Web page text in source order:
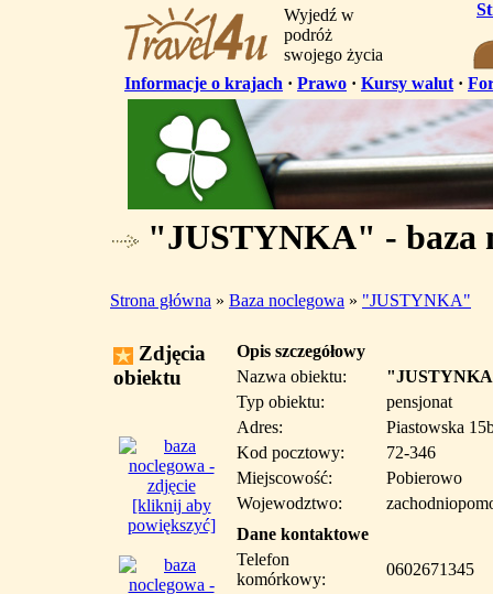
Wyjedź w
podróż
swojego życia
Informacje o krajach · Prawo · Kursy walut ·
"JUSTYNKA" - baza
Strona główna » Baza noclegowa » "JUSTYNKA"
Zdjęcia
obiektu
[kliknij aby
powiększyć]
Opis szczegółowy
Nazwa obiektu:
Typ obiektu:
pensjonat
Adres:
Piastowska
Kod pocztowy:
72-346
Miejscowość:
Pobierowo
Wojewodztwo:
Dane kontaktowe
Telefon
komórkowy:
0602671345